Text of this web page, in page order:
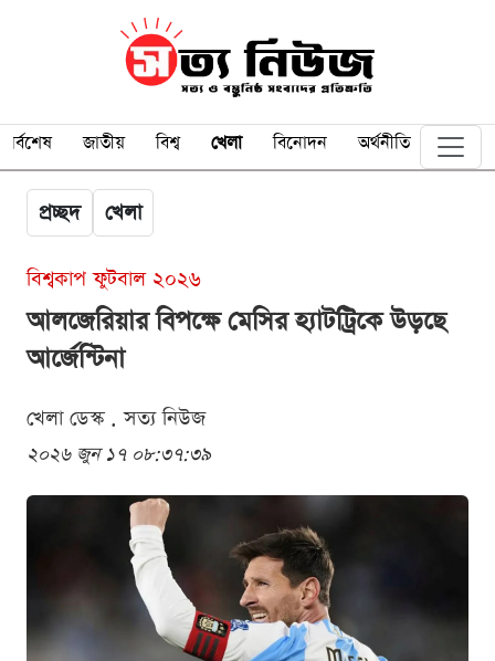
সর্বশেষ জাতীয় বিশ্ব খেলা বিনোদন অর্থনীতি
প্রচ্ছদ খেলা
বিশ্বকাপ ফুটবাল ২০২৬
আলজেরিয়ার বিপক্ষে মেসির হ্যাটট্রিকে উড়ছে
আর্জেন্টিনা
খেলা ডেস্ক . সত্য নিউজ
২০২৬ জুন ১৭ ০৮:৩৭:৩৯